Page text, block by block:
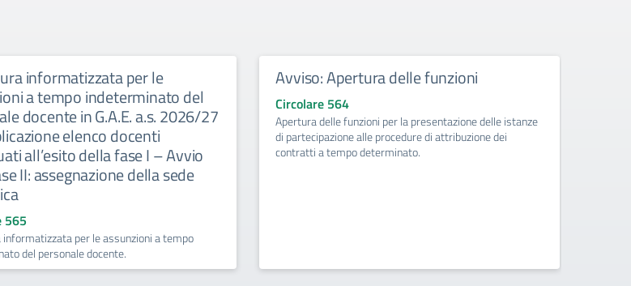
informatizzata per le
a tempo indeterminato del
docente in G.A.E. a.s. 2026/27
elenco docenti
all’esito della fase I – Avvio
II: assegnazione della sede
565
informatizzata per le assunzioni a tempo
del personale docente.
Avviso: Apertura delle funzioni
Circolare 564
Apertura delle funzioni per la presentazione delle istanze
di partecipazione alle procedure di attribuzione dei
contratti a tempo determinato.